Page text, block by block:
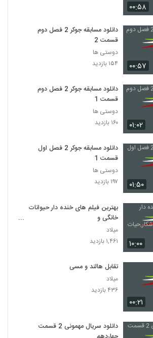
۰۰:۵۸
۰۰:۵۷
دانلود مسابقه جوکر 2 فصل دوم
قسمت 2
دوستی ها
۱۵۴ بازدید
۰۱:۰۲
دانلود مسابقه جوکر 2 فصل دوم
قسمت 1
دوستی ها
۱۶۰ بازدید
۰۱:۵۰
دانلود مسابقه جوکر 2 فصل اول
قسمت 1
دوستی ها
۱۹۷ بازدید
۱۰:۰۰
بهترین فیلم های خنده دار حیوانات
خانگی و
کودکان,مستند,حیوانات,شکار,حیات
وحش,راز بقا
میلاد
۱,۴۶۱ بازدید
۰۰:۲۱
تقابل هالند و مسی
میلاد
۴۳۶ بازدید
دانلود سریال مهمونی 2 قسمت